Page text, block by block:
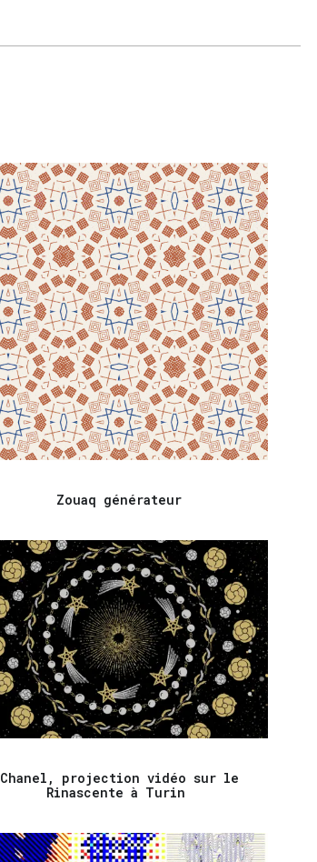
Zouaq générateur
Chanel, projection vidéo sur le
Rinascente à Turin